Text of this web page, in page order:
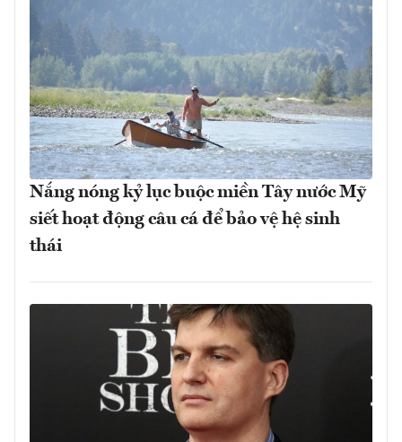
Nắng nóng kỷ lục buộc miền Tây nước Mỹ
siết hoạt động câu cá để bảo vệ hệ sinh
thái